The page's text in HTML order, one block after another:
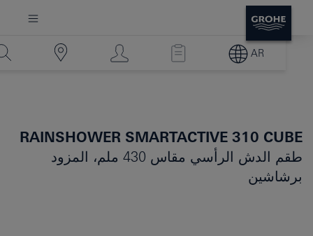
AR
RAINSHOWER SMARTACTIVE 310 CUBE
طقم الدش الرأسي مقاس 430 ملم، المزود
برشاشين